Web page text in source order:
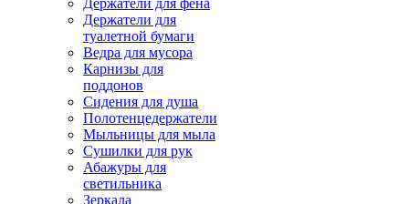
Держатели для фена
Держатели для
туалетной бумаги
Ведра для мусора
Карнизы для
поддонов
Сидения для душа
Полотенцедержатели
Мыльницы для мыла
Сушилки для рук
Абажуры для
светильника
Зеркала